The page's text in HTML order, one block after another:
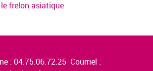
frelon asiatique
: 04.75.06.72.25 Courriel :